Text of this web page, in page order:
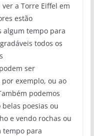
a Torre Eiffel em
estão
algum tempo para
​​todos os
ser
exemplo, ou ao
podemos
poesias ou
e vendo rochas ou
tempo para